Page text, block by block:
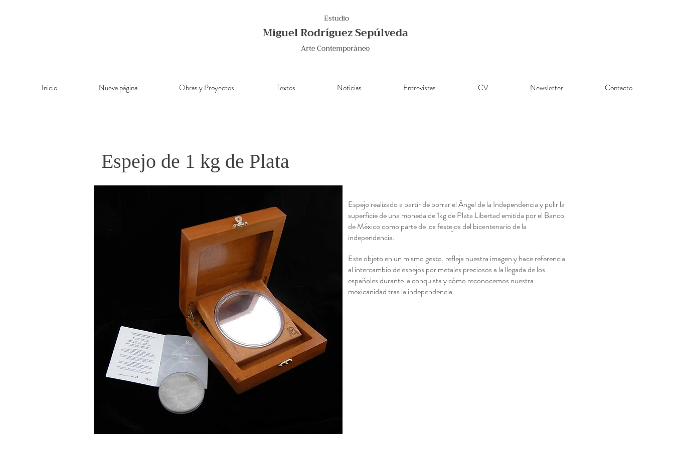
Estudio
Miguel Rodríguez Sepúlveda
Arte Contemporáneo
Inicio Nueva página Obras y Proyectos Textos Noticias Entrevistas CV Newsletter Contacto
Espejo de 1 kg de Plata
Espejo realizado a partir de borrar el Ángel de la Independencia y pulir la
superficie de una moneda de 1kg de Plata Libertad emitida por el Banco
de México como parte de los festejos del bicentenario de la
independencia.
Este objeto en un mismo gesto, refleja nuestra imagen y hace referencia
al intercambio de espejos por metales preciosos a la llegada de los
españoles durante la conquista y cómo reconocemos nuestra
mexicanidad tras la independencia.